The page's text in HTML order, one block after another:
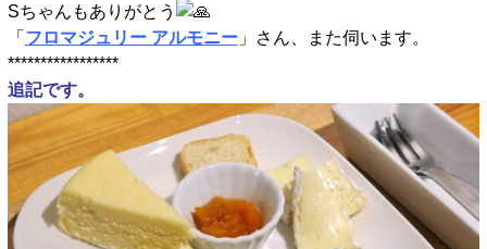
Sちゃんもありがとう
「 フロマジュリー アルモニー」さん、また伺います。
*****************
追記です。